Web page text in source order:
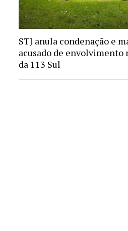
STJ anula condenação e
acusado de envolvimento
da 113 Sul